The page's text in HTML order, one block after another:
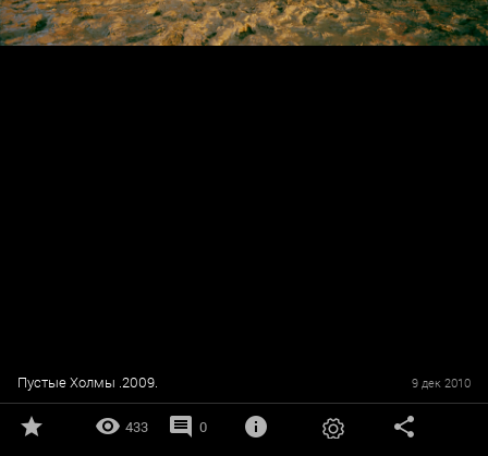
Пустые Холмы .2009. 9 дек 2010
433 0